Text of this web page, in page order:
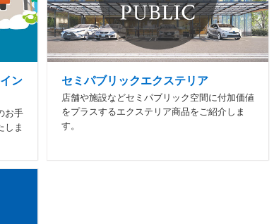
ン
お手
しま
セミパブリックエクステリア
店舗や施設などセミパブリック空間に付加価値
をプラスするエクステリア商品をご紹介しま
す。